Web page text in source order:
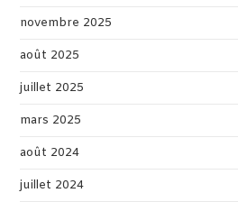
novembre 2025
août 2025
juillet 2025
mars 2025
août 2024
juillet 2024